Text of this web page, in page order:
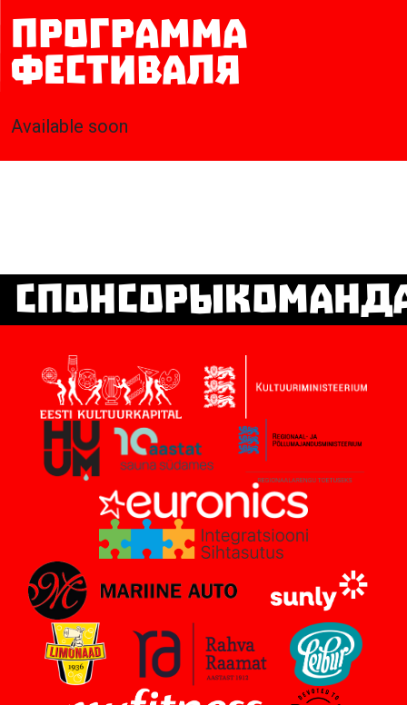
Программа
фестиваля
Available soon